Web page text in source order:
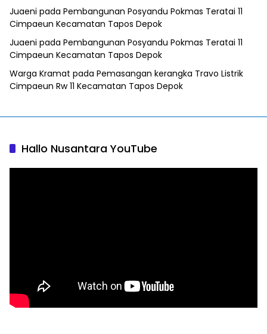
Juaeni pada Pembangunan Posyandu Pokmas Teratai 11
Cimpaeun Kecamatan Tapos Depok
Juaeni pada Pembangunan Posyandu Pokmas Teratai 11
Cimpaeun Kecamatan Tapos Depok
Warga Kramat pada Pemasangan kerangka Travo Listrik
Cimpaeun Rw 11 Kecamatan Tapos Depok
Hallo Nusantara YouTube